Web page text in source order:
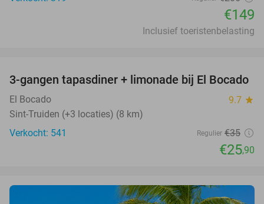
€149
Inclusief toeristenbelasting
26%
3-gangen tapasdiner + limonade bij El Bocado
El Bocado 9.7 star
Sint-Truiden (+3 locaties) (8 km)
Verkocht: 541
Regulier €35
€25,90